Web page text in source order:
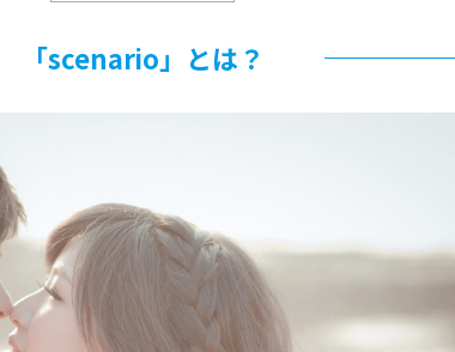
「scenario」とは？